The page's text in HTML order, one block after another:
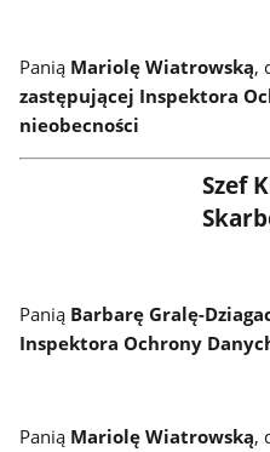
Panią Mariolę Wiatrowską,
zastępującej Inspektora
nieobecności
Szef
Panią Barbarę Gralę-
Inspektora Ochrony
Panią Mariolę Wiatrowską,